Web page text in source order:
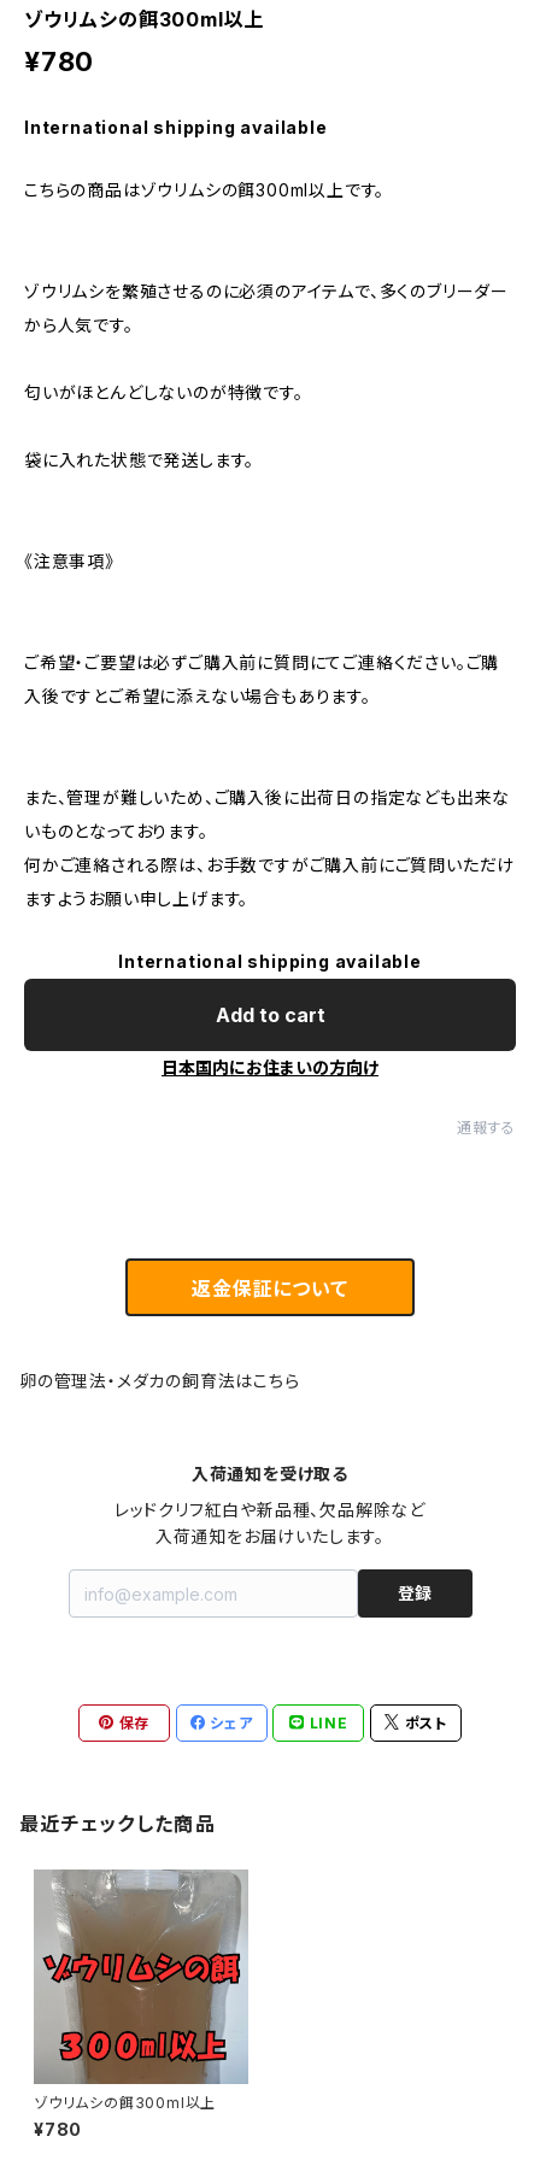
ゾウリムシの餌300ml以上
¥780
International shipping available
こちらの商品はゾウリムシの餌300ml以上です。
ゾウリムシを繁殖させるのに必須のアイテムで、多くのブリーダー
から人気です。
匂いがほとんどしないのが特徴です。
袋に入れた状態で発送します。
《注意事項》
ご希望・ご要望は必ずご購入前に質問にてご連絡ください。ご購
入後ですとご希望に添えない場合もあります。
また、管理が難しいため、ご購入後に出荷日の指定なども出来な
いものとなっております。
何かご連絡される際は、お手数ですがご購入前にご質問いただけ
ますようお願い申し上げます。
International shipping available
Add to cart
日本国内にお住まいの方向け
通報する
返金保証について
卵の管理法・メダカの飼育法はこちら
入荷通知を受け取る
レッドクリフ紅白や新品種、欠品解除など
入荷通知をお届けいたします。
登録
保存 シェア LINE ポスト
最近チェックした商品
ゾウリムシの餌300ml以上
¥780